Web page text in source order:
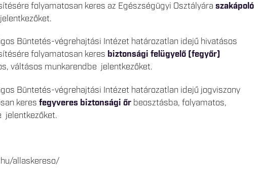
folyamatosan keres az Egészségügyi Osztályára szakápoló
Büntetés-végrehajtási Intézet határozatlan idejű hivatásos
folyamatosan keres biztonsági felügyelő (fegyőr)
váltásos munkarendbe jelentkezőket.
Büntetés-végrehajtási Intézet határozatlan idejű jogviszony
keres fegyveres biztonsági őr beosztásba, folyamatos,
jelentkezőket.
allaskereso/